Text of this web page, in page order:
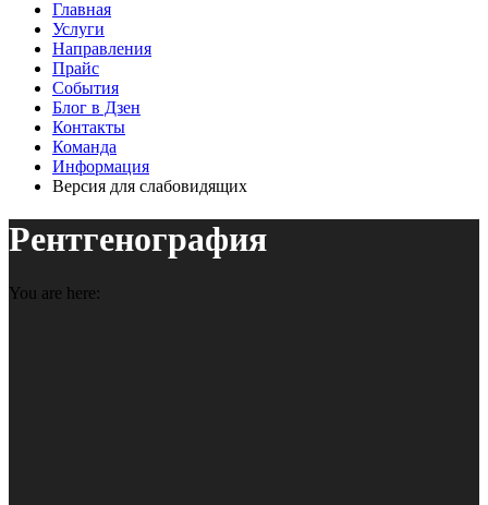
Главная
Услуги
Направления
Прайс
События
Блог в Дзен
Контакты
Команда
Информация
Версия для слабовидящих
Рентгенография
You are here: